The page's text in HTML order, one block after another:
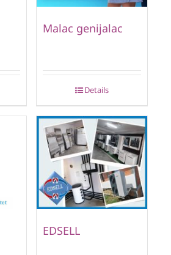
Malac genijalac
Details
EDSELL